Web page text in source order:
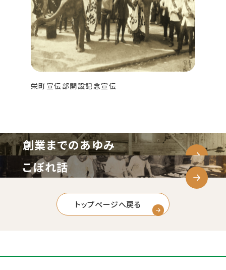
栄町宣伝部開設記念宣伝
創業までのあゆみ
こぼれ話
トップページへ戻る